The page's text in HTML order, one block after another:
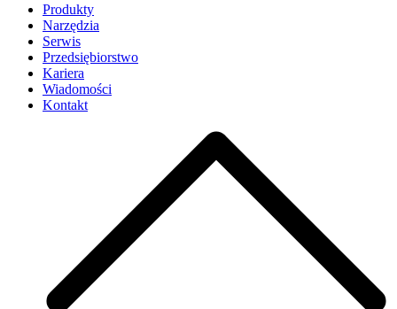
Produkty
Narzędzia
Serwis
Przedsiębiorstwo
Kariera
Wiadomości
Kontakt